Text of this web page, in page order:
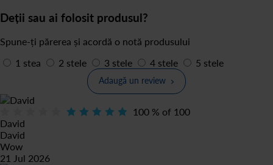
Deții sau ai folosit produsul?
Spune-ți părerea și acordă o notă produsului
1 stea
2 stele 3 stele 4 stele 5 stele
Adaugă un review
100 % of 100
David
David
Wow
21 Jul 2026